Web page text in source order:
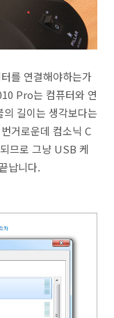
를 연결해야하는가
Pro는 컴퓨터와 연
길이는 생각보다는
거로운데 컴소닉 C
므로 그냥 USB 케
납니다.